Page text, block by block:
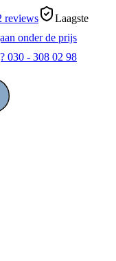
reviews
Laagste
onder de prijs
030 - 308 02 98